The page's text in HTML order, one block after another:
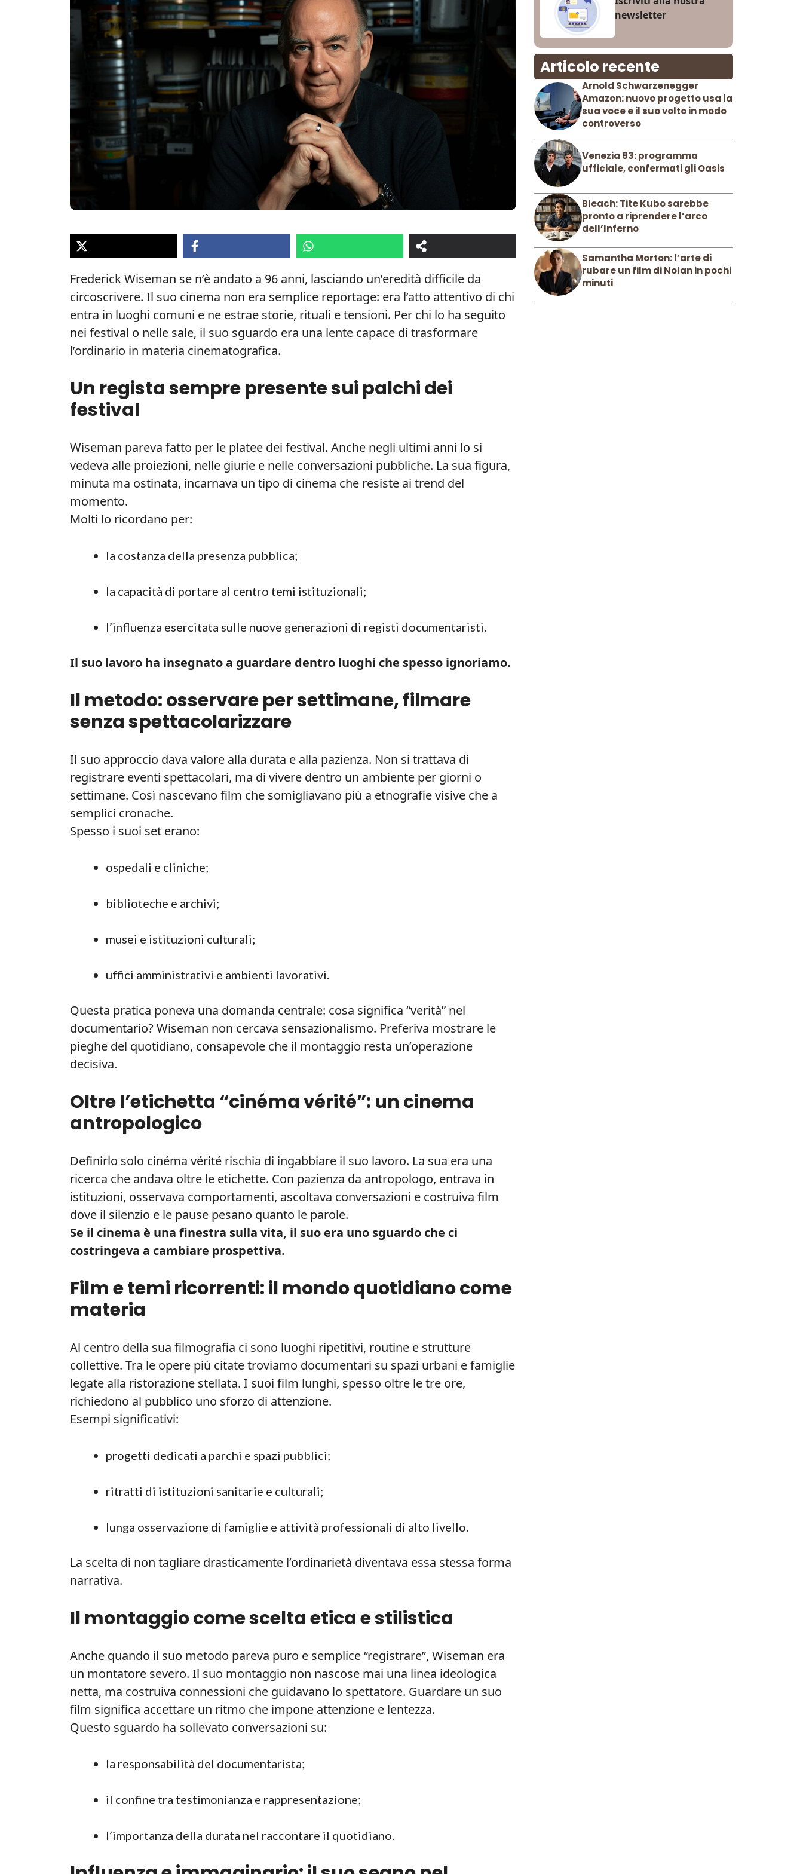
Frederick Wiseman se n’è andato a 96 anni, lasciando un’eredità difficile da
circoscrivere. Il suo cinema non era semplice reportage: era l’atto attentivo di chi
entra in luoghi comuni e ne estrae storie, rituali e tensioni. Per chi lo ha seguito
nei festival o nelle sale, il suo sguardo era una lente capace di trasformare
l’ordinario in materia cinematografica.
Un regista sempre presente sui palchi dei
festival
Wiseman pareva fatto per le platee dei festival. Anche negli ultimi anni lo si
vedeva alle proiezioni, nelle giurie e nelle conversazioni pubbliche. La sua figura,
minuta ma ostinata, incarnava un tipo di cinema che resiste ai trend del
momento.
Molti lo ricordano per:
la costanza della presenza pubblica;
la capacità di portare al centro temi istituzionali;
l’influenza esercitata sulle nuove generazioni di registi documentaristi.
Il suo lavoro ha insegnato a guardare dentro luoghi che spesso ignoriamo.
Il metodo: osservare per settimane, filmare
senza spettacolarizzare
Il suo approccio dava valore alla durata e alla pazienza. Non si trattava di
registrare eventi spettacolari, ma di vivere dentro un ambiente per giorni o
settimane. Così nascevano film che somigliavano più a etnografie visive che a
semplici cronache.
Spesso i suoi set erano:
ospedali e cliniche;
biblioteche e archivi;
musei e istituzioni culturali;
uffici amministrativi e ambienti lavorativi.
Questa pratica poneva una domanda centrale: cosa significa “verità” nel
documentario? Wiseman non cercava sensazionalismo. Preferiva mostrare le
pieghe del quotidiano, consapevole che il montaggio resta un’operazione
decisiva.
Oltre l’etichetta “cinéma vérité”: un cinema
antropologico
Definirlo solo cinéma vérité rischia di ingabbiare il suo lavoro. La sua era una
ricerca che andava oltre le etichette. Con pazienza da antropologo, entrava in
istituzioni, osservava comportamenti, ascoltava conversazioni e costruiva film
dove il silenzio e le pause pesano quanto le parole.
Se il cinema è una finestra sulla vita, il suo era uno sguardo che ci
costringeva a cambiare prospettiva.
Film e temi ricorrenti: il mondo quotidiano come
materia
Al centro della sua filmografia ci sono luoghi ripetitivi, routine e strutture
collettive. Tra le opere più citate troviamo documentari su spazi urbani e famiglie
legate alla ristorazione stellata. I suoi film lunghi, spesso oltre le tre ore,
richiedono al pubblico uno sforzo di attenzione.
Esempi significativi:
progetti dedicati a parchi e spazi pubblici;
ritratti di istituzioni sanitarie e culturali;
lunga osservazione di famiglie e attività professionali di alto livello.
La scelta di non tagliare drasticamente l’ordinarietà diventava essa stessa forma
narrativa.
Il montaggio come scelta etica e stilistica
Anche quando il suo metodo pareva puro e semplice “registrare”, Wiseman era
un montatore severo. Il suo montaggio non nascose mai una linea ideologica
netta, ma costruiva connessioni che guidavano lo spettatore. Guardare un suo
film significa accettare un ritmo che impone attenzione e lentezza.
Questo sguardo ha sollevato conversazioni su:
la responsabilità del documentarista;
il confine tra testimonianza e rappresentazione;
l’importanza della durata nel raccontare il quotidiano.
newsletter
Articolo recente
Arnold Schwarzenegger
Amazon: nuovo progetto usa la
sua voce e il suo volto in modo
controverso
Venezia 83: programma
ufficiale, confermati gli Oasis
Bleach: Tite Kubo sarebbe
pronto a riprendere l’arco
dell’Inferno
Samantha Morton: l’arte di
rubare un film di Nolan in pochi
minuti